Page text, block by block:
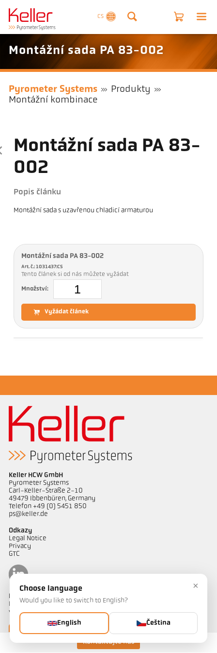
CS
Kontaktujte nás
Montážní sada PA 83-002
Pyrometer Systems
Produkty
Montážní kombinace
Montážní sada PA 83-
002
Popis článku
Montážní sada s uzavřenou chladicí armaturou
Montážní sada PA 83-002
Art. č.: 1031437:CS
Tento článek si od nás můžete vyžádat
Množství:
Vyžádat článek
Keller HCW GmbH
Pyrometer Systems
Carl-Keller-Straße 2-10
49479 Ibbenbüren, Germany
Telefon +49 (0) 5451 850
ps@keller.de
Odkazy
Legal Notice
Privacy
GTC
Kontakt
Máte dotazy ohledně našich řešení pro měření teploty? Náš tým
vám bude rád nápomocen.
Kontaktujte nás
×
Choose language
Would you like to switch to English?
English Čeština